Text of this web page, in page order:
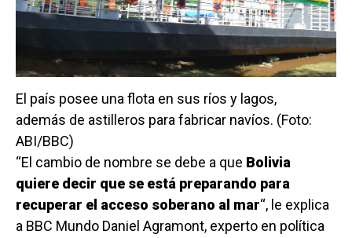
El país posee una flota en sus ríos y lagos,
además de astilleros para fabricar navíos. (Foto:
ABI/BBC)
“El cambio de nombre se debe a que Bolivia
quiere decir que se está preparando para
recuperar el acceso soberano al mar“, le explica
a BBC Mundo Daniel Agramont, experto en política